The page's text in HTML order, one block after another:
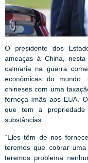
O presidente dos
ameaças à China,
calmaria na guerra
econômicas do
chineses com uma
forneça ímãs aos EUA.
que tem a
substâncias.
“Eles têm de nos
teremos que cobrar
teremos problema